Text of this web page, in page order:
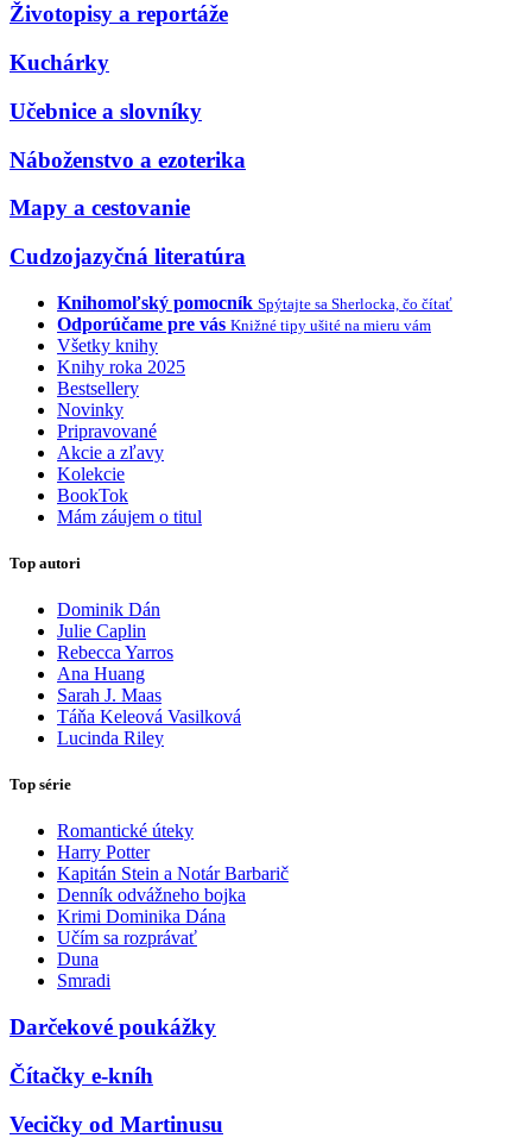
Životopisy a reportáže
Kuchárky
Učebnice a slovníky
Náboženstvo a ezoterika
Mapy a cestovanie
Cudzojazyčná literatúra
Knihomoľský pomocník Spýtajte sa Sherlocka, čo čítať
Odporúčame pre vás Knižné tipy ušité na mieru vám
Všetky knihy
Knihy roka 2025
Bestsellery
Novinky
Pripravované
Akcie a zľavy
Kolekcie
BookTok
Mám záujem o titul
Top autori
Dominik Dán
Julie Caplin
Rebecca Yarros
Ana Huang
Sarah J. Maas
Táňa Keleová Vasilková
Lucinda Riley
Top série
Romantické úteky
Harry Potter
Kapitán Stein a Notár Barbarič
Denník odvážneho bojka
Krimi Dominika Dána
Učím sa rozprávať
Duna
Smradi
Darčekové poukážky
Čítačky e-kníh
Vecičky od Martinusu